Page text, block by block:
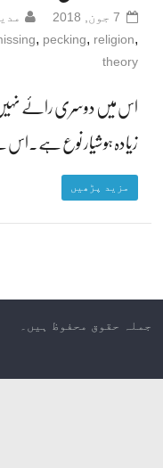
7 جون, 2018
, pecking, religion,
theory
اس میں دوسری رائے نہیں
زیادہ ہوشیار نوع ہے۔اس
مزید پڑھیں
جملہ حقوق محفوظ ہیں۔